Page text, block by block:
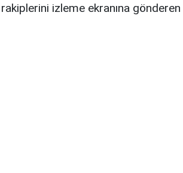
izleme ekranına